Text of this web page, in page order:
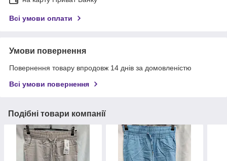
Всі умови оплати
Умови повернення
Повернення товару впродовж 14 днів за домовленістю
Всі умови повернення
Подібні товари компанії